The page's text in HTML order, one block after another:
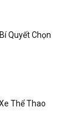
Quyết Chọn
Thể Thao